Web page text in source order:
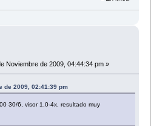
Noviembre de 2009, 04:44:34 pm »
de 2009, 02:41:39 pm
30/6, visor 1,0-4x, resultado muy